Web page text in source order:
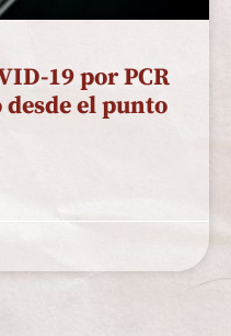
19 por PCR
el punto